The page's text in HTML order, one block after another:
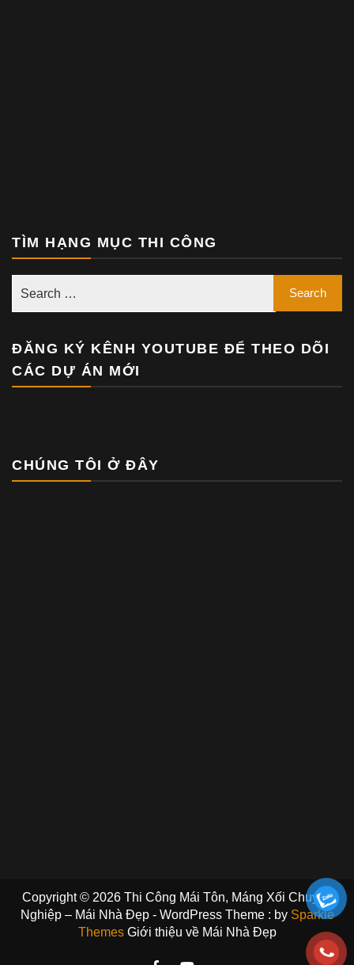
TÌM HẠNG MỤC THI CÔNG
ĐĂNG KÝ KÊNH YOUTUBE ĐỂ THEO DÕI
CÁC DỰ ÁN MỚI
CHÚNG TÔI Ở ĐÂY
Copyright © 2026 Thi Công Mái Tôn, Máng Xối Chuyên
Nghiệp – Mái Nhà Đẹp - WordPress Theme : by Sparkle
Themes Giới thiệu về Mái Nhà Đẹp